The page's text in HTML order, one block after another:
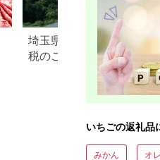
埼玉県横瀬町のふるさと納
税のご紹介
いちごの返礼品
みかん オ